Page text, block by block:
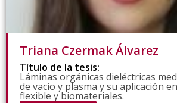
Triana Czermak Álvarez
Título de la tesis:
Láminas orgánicas dieléctricas
de vacío y plasma y su aplicación
flexible y biomateriales.